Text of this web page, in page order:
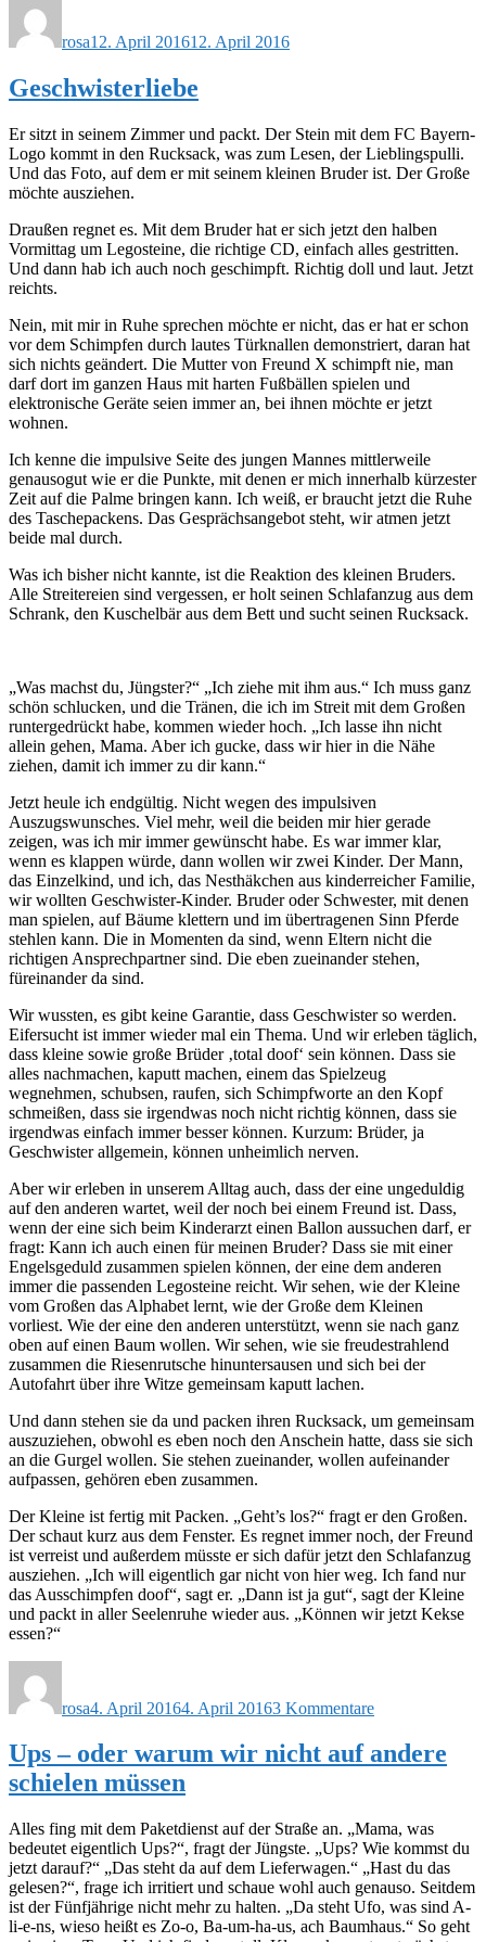
rosa12. April 201612. April 2016
Geschwisterliebe
Er sitzt in seinem Zimmer und packt. Der Stein mit dem FC Bayern-
Logo kommt in den Rucksack, was zum Lesen, der Lieblingspulli.
Und das Foto, auf dem er mit seinem kleinen Bruder ist. Der Große
möchte ausziehen.
Draußen regnet es. Mit dem Bruder hat er sich jetzt den halben
Vormittag um Legosteine, die richtige CD, einfach alles gestritten.
Und dann hab ich auch noch geschimpft. Richtig doll und laut. Jetzt
reichts.
Nein, mit mir in Ruhe sprechen möchte er nicht, das er hat er schon
vor dem Schimpfen durch lautes Türknallen demonstriert, daran hat
sich nichts geändert. Die Mutter von Freund X schimpft nie, man
darf dort im ganzen Haus mit harten Fußbällen spielen und
elektronische Geräte seien immer an, bei ihnen möchte er jetzt
wohnen.
Ich kenne die impulsive Seite des jungen Mannes mittlerweile
genausogut wie er die Punkte, mit denen er mich innerhalb kürzester
Zeit auf die Palme bringen kann. Ich weiß, er braucht jetzt die Ruhe
des Taschepackens. Das Gesprächsangebot steht, wir atmen jetzt
beide mal durch.
Was ich bisher nicht kannte, ist die Reaktion des kleinen Bruders.
Alle Streitereien sind vergessen, er holt seinen Schlafanzug aus dem
Schrank, den Kuschelbär aus dem Bett und sucht seinen Rucksack.
„Was machst du, Jüngster?“ „Ich ziehe mit ihm aus.“ Ich muss ganz
schön schlucken, und die Tränen, die ich im Streit mit dem Großen
runtergedrückt habe, kommen wieder hoch. „Ich lasse ihn nicht
allein gehen, Mama. Aber ich gucke, dass wir hier in die Nähe
ziehen, damit ich immer zu dir kann.“
Jetzt heule ich endgültig. Nicht wegen des impulsiven
Auszugswunsches. Viel mehr, weil die beiden mir hier gerade
zeigen, was ich mir immer gewünscht habe. Es war immer klar,
wenn es klappen würde, dann wollen wir zwei Kinder. Der Mann,
das Einzelkind, und ich, das Nesthäkchen aus kinderreicher Familie,
wir wollten Geschwister-Kinder. Bruder oder Schwester, mit denen
man spielen, auf Bäume klettern und im übertragenen Sinn Pferde
stehlen kann. Die in Momenten da sind, wenn Eltern nicht die
richtigen Ansprechpartner sind. Die eben zueinander stehen,
füreinander da sind.
Wir wussten, es gibt keine Garantie, dass Geschwister so werden.
Eifersucht ist immer wieder mal ein Thema. Und wir erleben täglich,
dass kleine sowie große Brüder ‚total doof‘ sein können. Dass sie
alles nachmachen, kaputt machen, einem das Spielzeug
wegnehmen, schubsen, raufen, sich Schimpfworte an den Kopf
schmeißen, dass sie irgendwas noch nicht richtig können, dass sie
irgendwas einfach immer besser können. Kurzum: Brüder, ja
Geschwister allgemein, können unheimlich nerven.
Aber wir erleben in unserem Alltag auch, dass der eine ungeduldig
auf den anderen wartet, weil der noch bei einem Freund ist. Dass,
wenn der eine sich beim Kinderarzt einen Ballon aussuchen darf, er
fragt: Kann ich auch einen für meinen Bruder? Dass sie mit einer
Engelsgeduld zusammen spielen können, der eine dem anderen
immer die passenden Legosteine reicht. Wir sehen, wie der Kleine
vom Großen das Alphabet lernt, wie der Große dem Kleinen
vorliest. Wie der eine den anderen unterstützt, wenn sie nach ganz
oben auf einen Baum wollen. Wir sehen, wie sie freudestrahlend
zusammen die Riesenrutsche hinuntersausen und sich bei der
Autofahrt über ihre Witze gemeinsam kaputt lachen.
Und dann stehen sie da und packen ihren Rucksack, um gemeinsam
auszuziehen, obwohl es eben noch den Anschein hatte, dass sie sich
an die Gurgel wollen. Sie stehen zueinander, wollen aufeinander
aufpassen, gehören eben zusammen.
Der Kleine ist fertig mit Packen. „Geht’s los?“ fragt er den Großen.
Der schaut kurz aus dem Fenster. Es regnet immer noch, der Freund
ist verreist und außerdem müsste er sich dafür jetzt den Schlafanzug
ausziehen. „Ich will eigentlich gar nicht von hier weg. Ich fand nur
das Ausschimpfen doof“, sagt er. „Dann ist ja gut“, sagt der Kleine
und packt in aller Seelenruhe wieder aus. „Können wir jetzt Kekse
essen?“
rosa4. April 20164. April 20163 Kommentare
Ups – oder warum wir nicht auf andere
schielen müssen
Alles fing mit dem Paketdienst auf der Straße an. „Mama, was
bedeutet eigentlich Ups?“, fragt der Jüngste. „Ups? Wie kommst du
jetzt darauf?“ „Das steht da auf dem Lieferwagen.“ „Hast du das
gelesen?“, frage ich irritiert und schaue wohl auch genauso. Seitdem
ist der Fünfjährige nicht mehr zu halten. „Da steht Ufo, was sind A-
li-e-ns, wieso heißt es Zo-o, Ba-um-ha-us, ach Baumhaus.“ So geht